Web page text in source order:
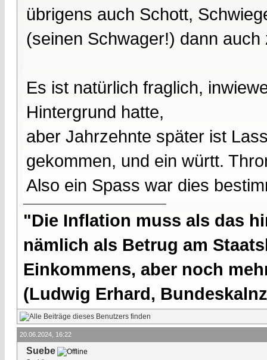
übrigens auch Schott,
(seinen Schwager!) dann
Es ist natürlich fraglich,
Hintergrund hatte,
aber Jahrzehnte später ist
gekommen, und ein württ.
Also ein Spass war dies
"Die Inflation muss als das
nämlich als Betrug am
Einkommens, aber noch
(Ludwig Erhard,
20.06.2024, 16:22
Suebe